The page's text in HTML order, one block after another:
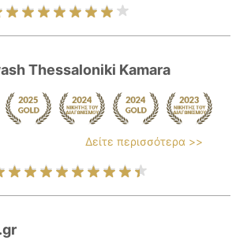
Thessaloniki Kamara
Δείτε περισσότερα >>